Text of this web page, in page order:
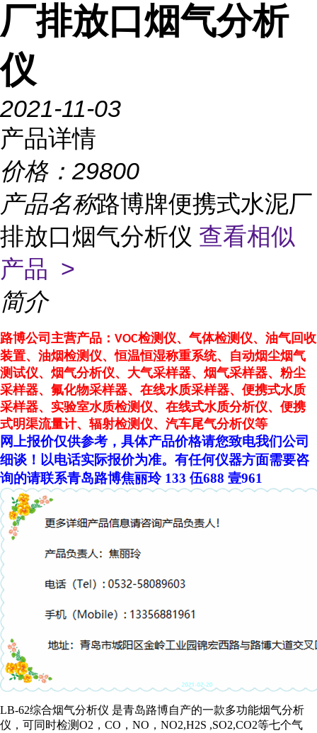
厂排放口烟气分析
仪
2021-11-03
产品详情
价格： 29800
产品名称路博牌便携式水泥厂
排放口烟气分析仪 查看相似
产品 >
简介
路博公司主营产品： VOC检测仪、气体检测仪、 油气回收
装置、 油烟检测仪、恒温恒湿称重系统、自动烟尘烟气
测试仪、烟气分析仪、大气采样器、烟气采样器、粉尘
采样器、氟化物采样器、在线水质采样器、便携式水质
采样器、实验室水质检测仪、在线式水质分析仪、便携
式明渠流量计、辐射检测仪、汽车尾气分析仪等
网上报价仅供参考，具体产品价格请您致电我们公司
细谈！以电话实际报价为准。 有任何仪器方面需要咨
询的请联系青岛路博焦丽玲133 伍688 壹961
LB-62综合烟气分析仪 是青岛路博自产的一款多功能烟气分析
仪，可同时检测O2，CO，NO，NO2,H2S ,SO2,CO2等七个气